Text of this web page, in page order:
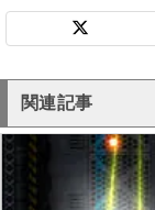
関連記事